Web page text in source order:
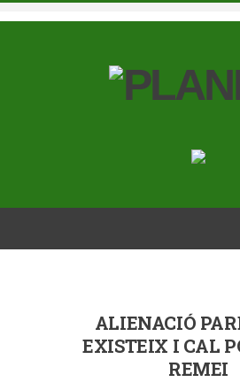
ALIENACIÓ
EXISTEIX I CAL
REMEI